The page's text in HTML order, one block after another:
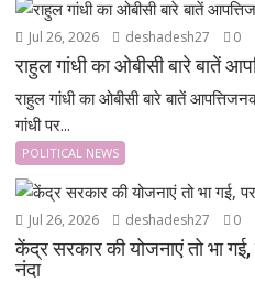
Jul 26, 2026 deshadesh27 0
राहुल गांधी का ओबीसी बारे बातें
राहुल गांधी का ओबीसी बारे बातें
गांधी पर...
POLITICAL NEWS
Jul 26, 2026 deshadesh27 0
केंद्र सरकार की योजनाएं तो भा
नंदा